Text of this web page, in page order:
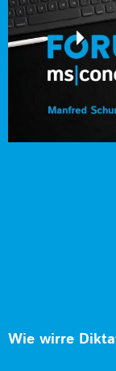
Wie wirre